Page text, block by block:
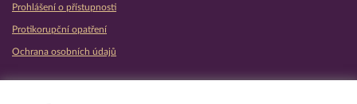
Prohlášení o přístupnosti
Protikorupční opatření
Ochrana osobních údajů